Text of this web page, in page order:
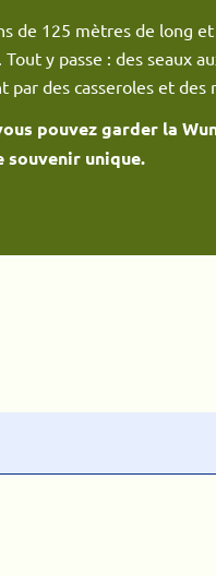
de 125 mètres de long
y passe : des seaux
par des casseroles et des
pouvez garder la
souvenir unique.